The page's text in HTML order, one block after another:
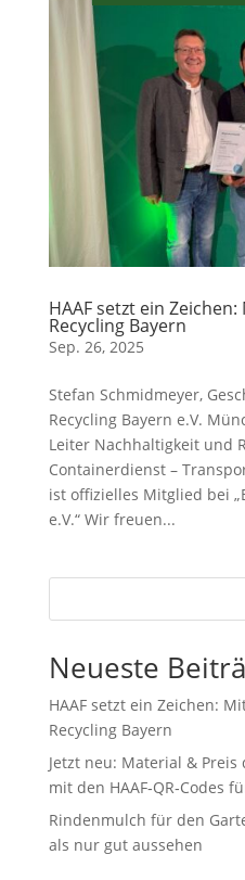
HAAF setzt ein
Recycling Bayern
Sep. 26, 2025
Stefan Schmidmeyer,
Recycling Bayern e.V.
Leiter Nachhaltigkeit und
Containerdienst –
ist offizielles Mitglied bei
e.V.“ Wir freuen...
Neueste
HAAF setzt ein Zeichen:
Recycling Bayern
Jetzt neu: Material &
mit den HAAF‑QR‑Codes
Rindenmulch für den
als nur gut aussehen